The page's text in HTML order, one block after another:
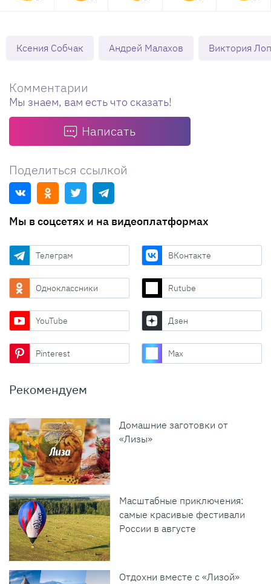
Ксения Собчак Андрей Малахов Виктория
Комментарии
Мы знаем, вам есть что сказать!
Написать
Поделиться ссылкой
Мы в соцсетях и на видеоплатформах
Телеграм ВКонтакте
Одноклассники Rutube
YouTube Дзен
Pinterest Max
Рекомендуем
Домашние заготовки от
«Лизы»
Масштабные приключения:
самые красивые фестивали
России в августе
Отдохни вместе с «Лизой»